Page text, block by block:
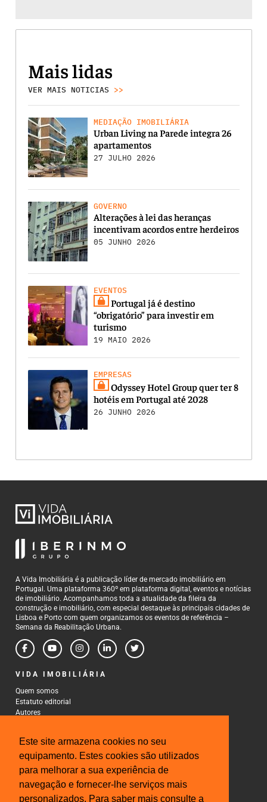
Este site armazena cookies no seu
equipamento. Estes cookies são utilizados
para melhorar a sua experiência de
navegação e fornecer-lhe serviços mais
personalizados. Para saber mais consulte a
Mais lidas
VER MAIS NOTICIAS >>
MEDIAÇÃO IMOBILIÁRIA
Urban Living na Parede integra 26
apartamentos
27 JULHO 2026
GOVERNO
Alterações à lei das heranças
incentivam acordos entre herdeiros
05 JUNHO 2026
EVENTOS
Portugal já é destino
“obrigatório” para investir em
turismo
19 MAIO 2026
EMPRESAS
Odyssey Hotel Group quer ter 8
hotéis em Portugal até 2028
26 JUNHO 2026
A Vida Imobiliária é a publicação líder de mercado imobiliário em
Portugal. Uma plataforma 360º em plataforma digital, eventos e notícias
de imobiliário. Acompanhamos toda a atualidade da fileira da
construção e imobiliário, com especial destaque às principais cidades de
Lisboa e Porto com quem organizamos os eventos de referência –
Semana da Reabilitação Urbana.
VIDA IMOBILIÁRIA
Quem somos
Estatuto editorial
Autores
CONTACTOS
Rua Gonçalo Cristovão, 185 - 6º
4000-269 Porto
Tel: 222 085 009